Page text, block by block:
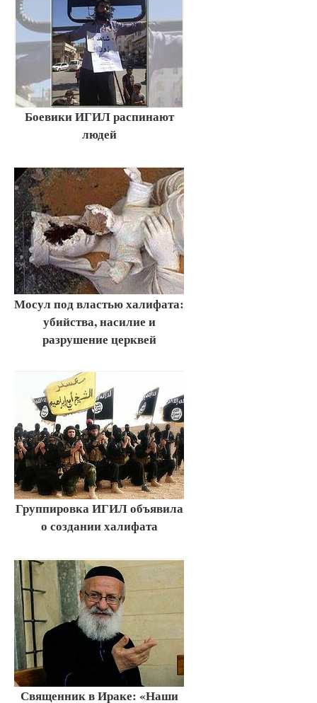
Боевики ИГИЛ распинают
людей
Мосул под властью халифата:
убийства, насилие и
разрушение церквей
Группировка ИГИЛ объявила
о создании халифата
Священник в Ираке: «Наши